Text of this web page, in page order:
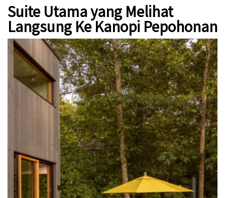
Suite Utama yang Melihat
Langsung Ke Kanopi Pepohonan